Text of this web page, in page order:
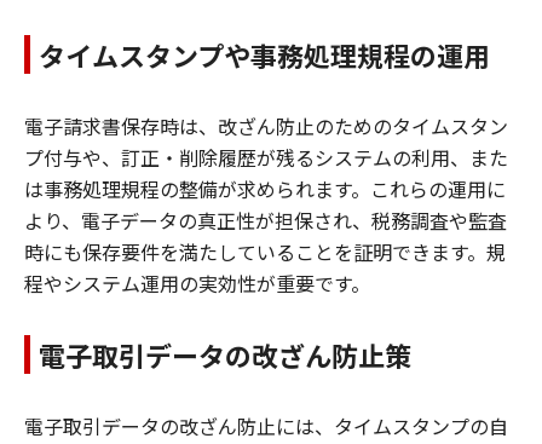
タイムスタンプや事務処理規程の運用
電子請求書保存時は、改ざん防止のためのタイムスタン
プ付与や、訂正・削除履歴が残るシステムの利用、また
は事務処理規程の整備が求められます。これらの運用に
より、電子データの真正性が担保され、税務調査や監査
時にも保存要件を満たしていることを証明できます。規
程やシステム運用の実効性が重要です。
電子取引データの改ざん防止策
電子取引データの改ざん防止には、タイムスタンプの自